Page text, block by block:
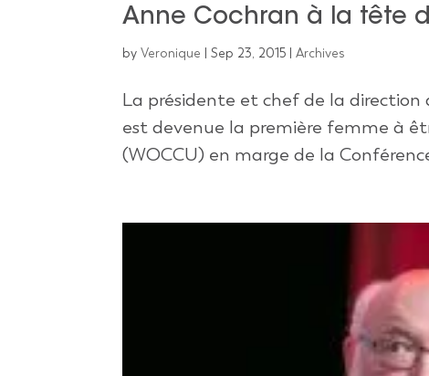
Anne Cochran à la tête
byVeronique |Sep 23, 2015 |Archives
La présidente et chef de la direction
est devenue la première femme à
(WOCCU) en marge de la